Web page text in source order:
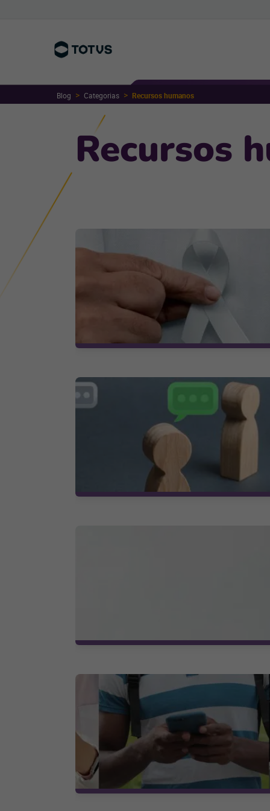
Blog Categorias Recursos humanos
Recursos